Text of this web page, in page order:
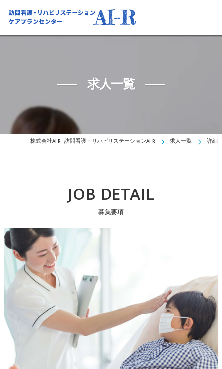
求人一覧
株式会社AI-R - 訪問看護・リハビリステーションAI-R 求人一覧 詳細
募集要項
JOB DETAIL